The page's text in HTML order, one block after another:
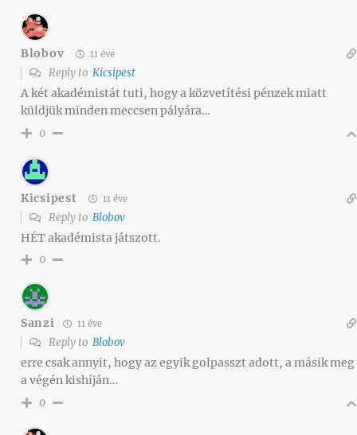
Blobov 11 éve
Reply to Kicsipest
A két akadémistát tuti, hogy a közvetítési pénzek miatt
küldjük minden meccsen pályára…
0
Kicsipest 11 éve
Reply to Blobov
HÉT akadémista játszott.
0
Sanzi 11 éve
Reply to Blobov
erre csak annyit, hogy az egyik golpasszt adott, a másik meg
a végén kishíján…
0